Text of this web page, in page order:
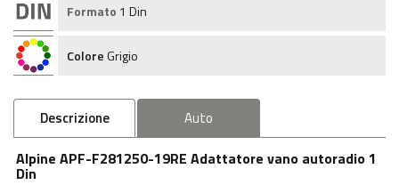
Formato 1 Din
Colore Grigio
Descrizione Auto
Alpine APF-F281250-19RE Adattatore vano autoradio 1
Din